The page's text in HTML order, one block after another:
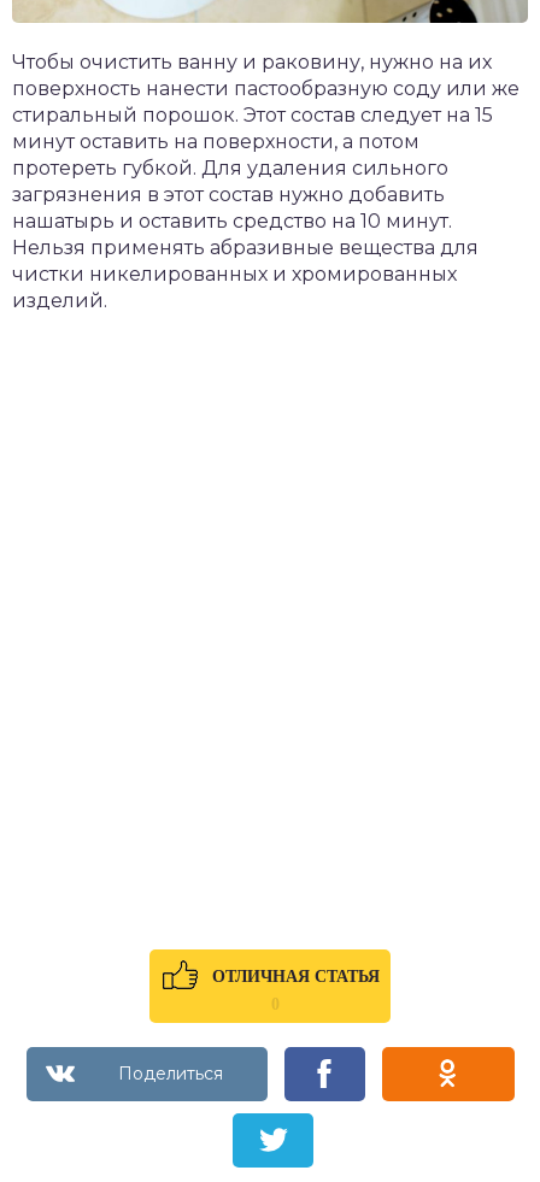
Чтобы очистить ванну и раковину, нужно на их
поверхность нанести пастообразную соду или же
стиральный порошок. Этот состав следует на 15
минут оставить на поверхности, а потом
протереть губкой. Для удаления сильного
загрязнения в этот состав нужно добавить
нашатырь и оставить средство на 10 минут.
Нельзя применять абразивные вещества для
чистки никелированных и хромированных
изделий.
ОТЛИЧНАЯ СТАТЬЯ
0